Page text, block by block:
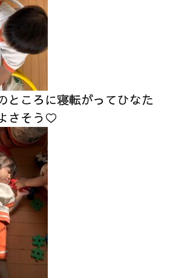
ところに寝転がってひなた
さそう♡